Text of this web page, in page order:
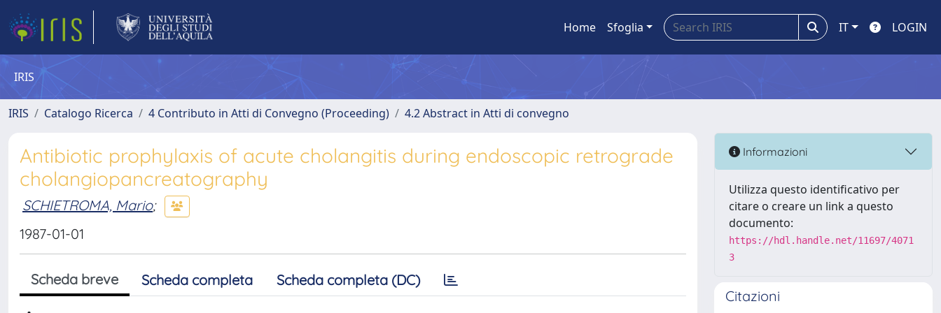
Home Sfoglia IT LOGIN
IRIS
IRIS Catalogo Ricerca 4 Contributo in Atti di Convegno (Proceeding) 4.2 Abstract in Atti di convegno
Antibiotic prophylaxis of acute cholangitis during endoscopic retrograde
cholangiopancreatography
SCHIETROMA, Mario;
1987-01-01
Scheda breve Scheda completa Scheda completa (DC)
Informazioni
Utilizza questo identificativo per
citare o creare un link a questo
documento:
https://hdl.handle.net/11697/4071
3
Citazioni